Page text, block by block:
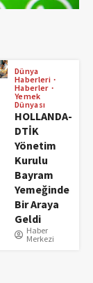
Dünya
Haberleri
Haberler
Yemek
Dünyası
HOLLANDA-
DTİK
Yönetim
Kurulu
Bayram
Yemeğinde
Bir Araya
Geldi
Haber
Merkezi